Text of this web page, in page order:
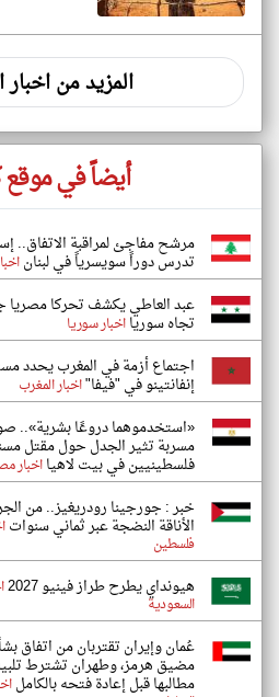
المزيد من
أيضاً في
مرشح مفاجئ لمراقبة الاتفاق..
تدرس دوراً سويسرياً في لبنان
عبد العاطي يكشف تحركا مصريا
تجاه سوريااخبار سوريا
اجتماع أزمة في المغرب يحدد
إنفانتينو في "فيفا"اخبار المغرب
«استخدموهما دروعًا بشرية»..
مسربة تثير الجدل حول مقتل
فلسطينيين في بيت لاهيااخبار
خبر : جورجينا رودريغيز.. من
الأناقة النضجة عبر ثماني سنوات
فلسطين
هيونداي يطرح طراز فينيو 2027
السعودية
عُمان وإيران تقتربان من اتفاق
مضيق هرمز، وطهران تشترط
مطالبها قبل إعادة فتحه بالكامل